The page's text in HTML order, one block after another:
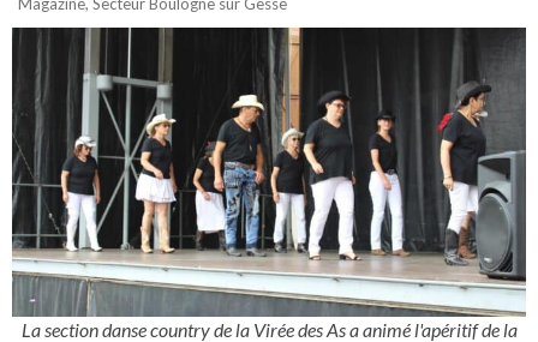
La section danse country de la Virée des As a animé l'apéritif de la